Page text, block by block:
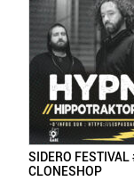
SIDERO
CLONESHOP